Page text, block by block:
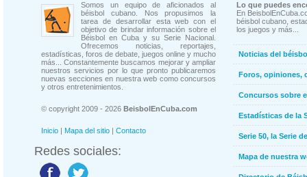
Somos un equipo de aficionados al
béisbol cubano. Nos propusimos la
tarea de desarrollar esta web con el
objetivo de brindar información sobre el
Béisbol en Cuba y su Serie Nacional.
Ofrecemos noticias, reportajes,
estadísticas, foros de debate, juegos online y mucho
más... Constantemente buscamos mejorar y ampliar
nuestros servicios por lo que pronto publicaremos
nuevas secciones en nuestra web como concursos
y otros entretenimientos.
© copyright 2009 - 2026 BeisbolEnCuba.com
Inicio | Mapa del sitio | Contacto
Redes sociales:
Lo que puedes
En
béisbol cubano,
los juegos y más...
Noticias del
Foros, opiniones,
Concursos sobre
Estadísticas de la
Serie 50, la Serie
Mapa de nuestra